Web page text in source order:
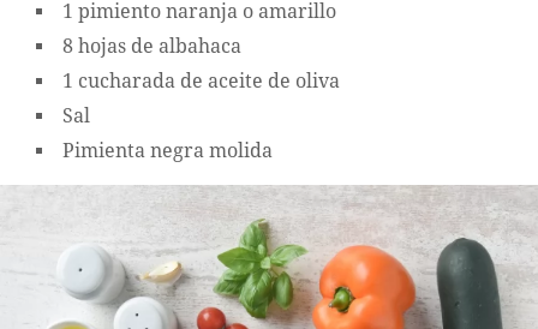
1 pimiento naranja o amarillo
8 hojas de albahaca
1 cucharada de aceite de oliva
Sal
Pimienta negra molida